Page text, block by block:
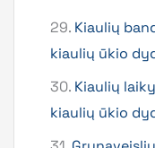
29. Kiaulių
kiaulių ūkio
30. Kiaulių
kiaulių ūkio